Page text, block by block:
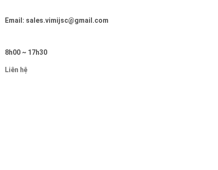
Email: sales.vimijsc@gmail.com
8h00 ~ 17h30
Liên hệ